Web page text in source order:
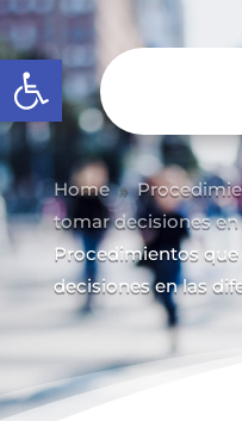
Abrir barra de
Home 9
tomar decisiones
Procedimientos
decisiones en las